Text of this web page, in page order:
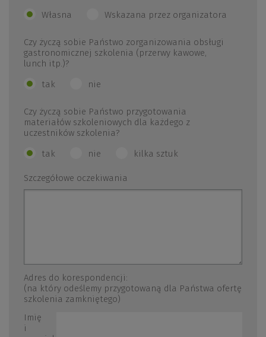
Własna
Wskazana przez organizatora
Czy życzą sobie Państwo zorganizowania obsługi
gastronomicznej szkolenia (przerwy kawowe,
lunch itp.)?
tak
nie
Czy życzą sobie Państwo przygotowania
materiałów szkoleniowych dla każdego z
uczestników szkolenia?
tak
nie kilka sztuk
Szczegółowe oczekiwania
Adres do korespondencji:
(na który odeślemy przygotowaną dla Państwa ofertę
szkolenia zamkniętego)
Imię
i